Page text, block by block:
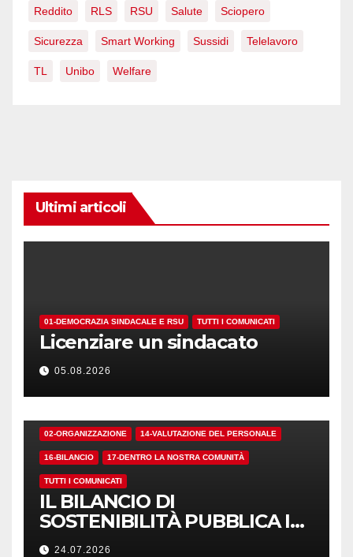
Reddito RLS RSU Salute Sciopero
Sicurezza Smart Working Sussidi Telelavoro
TL Unibo Welfare
Ultimi articoli
01-DEMOCRAZIA SINDACALE E RSU TUTTI I COMUNICATI
Licenziare un sindacato
05.08.2026
02-ORGANIZZAZIONE 14-VALUTAZIONE DEL PERSONALE
16-BILANCIO 17-DENTRO LA NOSTRA COMUNITÀ
TUTTI I COMUNICATI
IL BILANCIO DI
SOSTENIBILITÀ PUBBLICA I
NUMERI. MA I CRITERI?
24.07.2026